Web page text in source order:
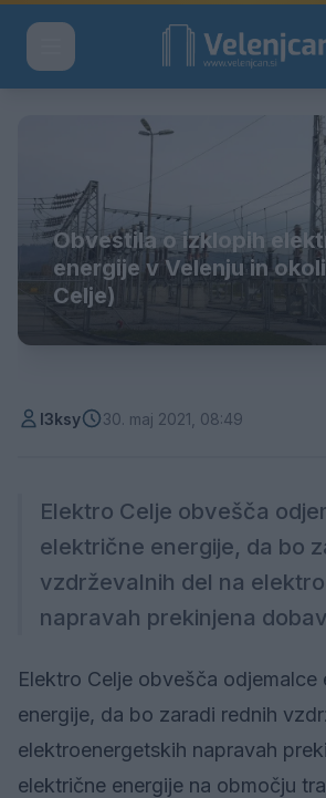
Obvestila o izklopih
energije v Velenju in
Celje)
l3ksy 30. maj 2021, 08:49
Elektro Celje obvešča
električne energije, da bo
vzdrževalnih del na
napravah prekinjena
Elektro Celje obvešča odjemalce
energije, da bo zaradi rednih
elektroenergetskih napravah
električne energije na območju